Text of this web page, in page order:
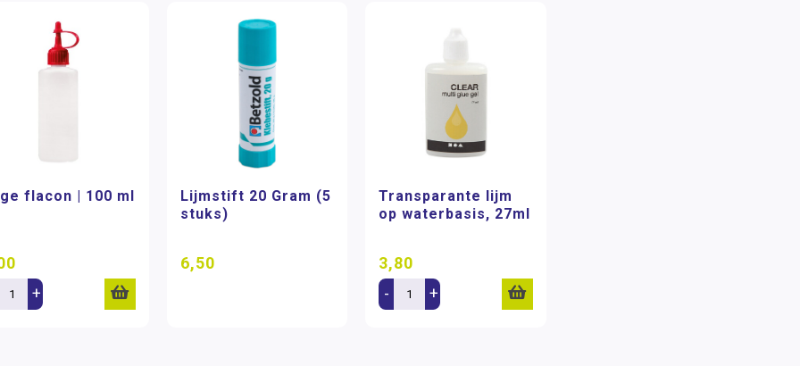
flacon | 100 ml
+
Lijmstift 20 Gram (5
stuks)
6,50
Transparante lijm
op waterbasis, 27ml
3,80
- +